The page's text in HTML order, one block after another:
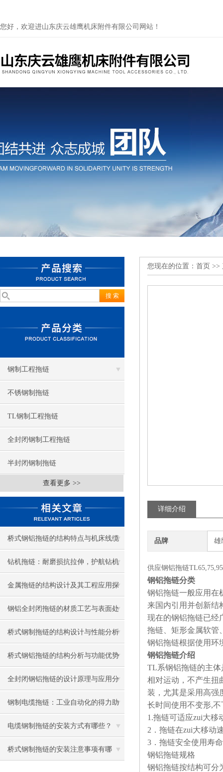
您好，欢迎进山东庆云雄鹰机床附件有限公司网站！
钢制工程拖链
不锈钢制拖链
TL钢制工程拖链
全封闭钢制工程拖链
半封闭钢制拖链
查看更多 >>
桥式钢铝拖链的结构特点与机床线缆
防护应用
钻机拖链：耐磨损抗拉伸，护航钻机
线缆稳定运行
金属拖链的结构设计及其工程应用探
讨
钢铝全封闭拖链的材质工艺与表面处
理
桥式钢制拖链的结构设计与性能分析
桥式钢铝拖链的结构分析与功能优势
全封闭钢铝拖链的设计原理与应用分
析
钢制电缆拖链：工业自动化的得力助
手
电缆钢制拖链的安装方式有哪些？
桥式钢制拖链的安装注意事项有哪
您现在的位置： 首页 >>
详细介绍
品牌 雄
供应钢铝拖链
钢铝拖链分类
钢铝拖链一般应用在
来国内引用并创新结
现在的钢铝拖链已经
拖链、矩形金属软管
钢铝拖链根据使用环
钢铝拖链介绍
TL系钢铝拖链的主
相对运动，不产生扭
装，尤其是采用高强
长时间使用不变形,不
1.拖链可适应zui大移
2 ．拖链在zui大移动
3 ．拖链安全使用寿
钢铝拖链规格
钢铝拖链按结构可分